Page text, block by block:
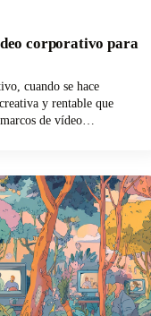
corporativo para
cuando se hace
y rentable que
de vídeo